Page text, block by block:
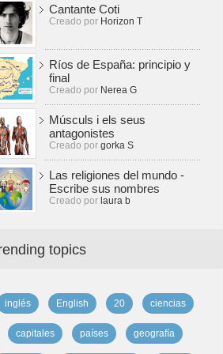
Cantante Coti
Creado por Horizon T
Ríos de España: principio y
final
Creado por Nerea G
Músculs i els seus
antagonistes
Creado por gorka S
Las religiones del mundo -
Escribe sus nombres
Creado por laura b
topics
inglés English 20 ciencias
capitales países geografía